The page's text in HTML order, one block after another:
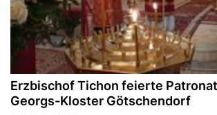
Erzbischof Tichon feierte
Georgs-Kloster Götschendorf